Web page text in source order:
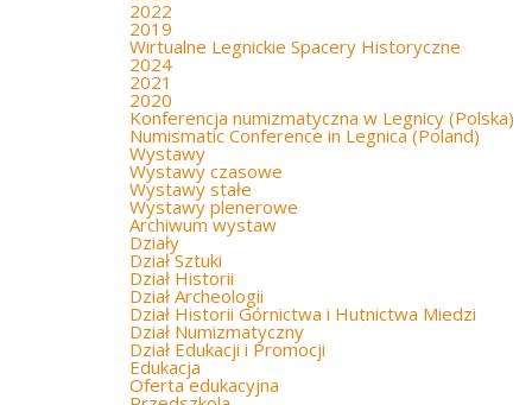
2022
2019
Wirtualne Legnickie Spacery Historyczne
2024
2021
2020
Konferencja numizmatyczna w Legnicy (Polska)
Numismatic Conference in Legnica (Poland)
Wystawy
Wystawy czasowe
Wystawy stałe
Wystawy plenerowe
Archiwum wystaw
Działy
Dział Sztuki
Dział Historii
Dział Archeologii
Dział Historii Górnictwa i Hutnictwa Miedzi
Dział Numizmatyczny
Dział Edukacji i Promocji
Edukacja
Oferta edukacyjna